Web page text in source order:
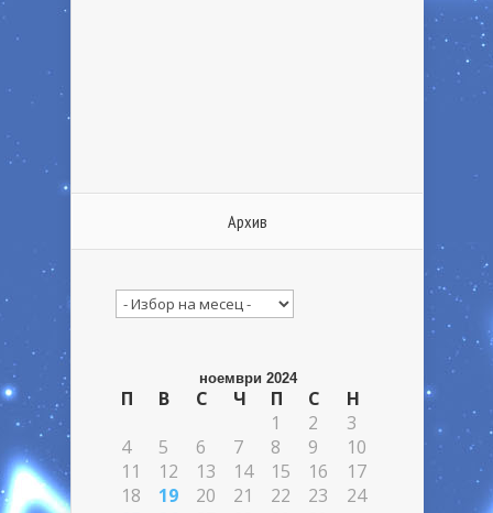
Архив
Архив
ноември 2024
П В С Ч П С Н
1 2
3
4
5 6 7 8 9
10
11
12 13 14 15 16
17
18
19 20 21 22 23
24